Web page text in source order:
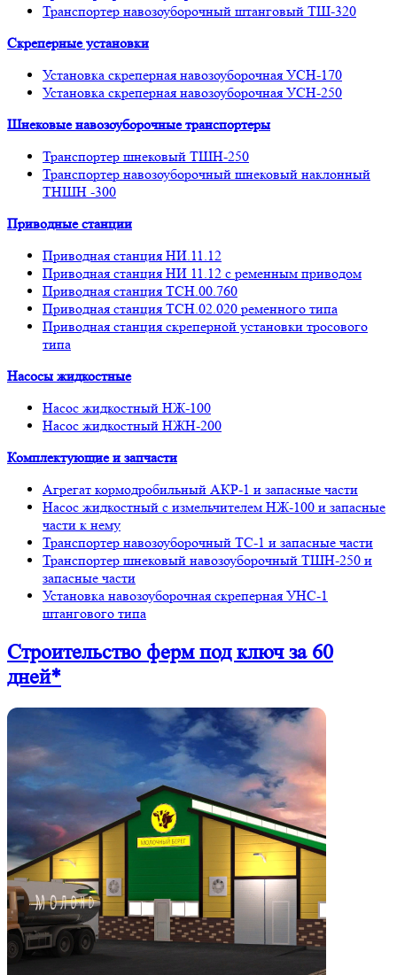
Транспортер навозоуборочный штанговый ТШ-320
Скреперные установки
Установка скреперная навозоуборочная УСН-170
Установка скреперная навозоуборочная УСН-250
Шнековые навозоуборочные транспортеры
Транспортер шнековый ТШН-250
Транспортер навозоуборочный шнековый наклонный
ТНШН -300
Приводные станции
Приводная станция НИ.11.12
Приводная станция НИ 11.12 с ременным приводом
Приводная станция ТСН.00.760
Приводная станция ТСН.02.020 ременного типа
Приводная станция скреперной установки тросового
типа
Насосы жидкостные
Насос жидкостный НЖ-100
Насос жидкостный НЖН-200
Комплектующие и запчасти
Агрегат кормодробильный АКР-1 и запасные части
Насос жидкостный с измельчителем НЖ-100 и запасные
части к нему
Транспортер навозоуборочный ТС-1 и запасные части
Транспортер шнековый навозоуборочный ТШН-250 и
запасные части
Установка навозоуборочная скреперная УНС-1
штангового типа
Строительство фермпод ключ за 60
дней*